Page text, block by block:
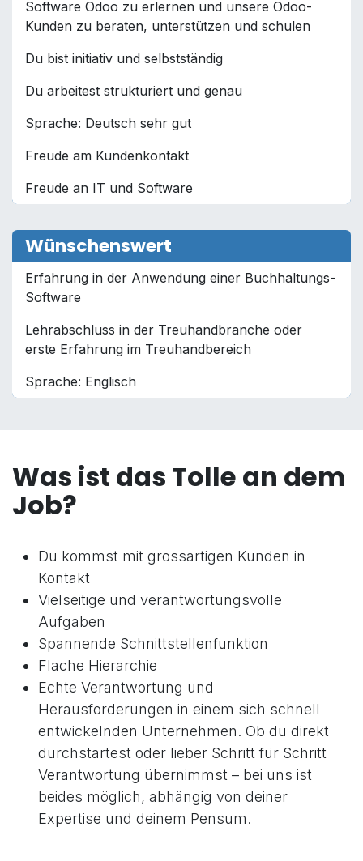
Software Odoo zu erlernen und unsere Odoo-
Kunden zu beraten, unterstützen und schulen
Du bist initiativ und selbstständig
Du arbeitest strukturiert und genau
Sprache: Deutsch sehr gut
Freude am Kundenkontakt
Freude an IT und Software
Wünschenswert
Erfahrung in der Anwendung einer Buchhaltungs-
Software
Lehrabschluss in der Treuhandbranche oder
erste Erfahrung im Treuhandbereich
Sprache: Englisch
Was ist das Tolle an dem
Job?
Du kommst mit grossartigen Kunden in
Kontakt
Vielseitige und verantwortungsvolle
Aufgaben
Spannende Schnittstellenfunktion
Flache Hierarchie
Echte Verantwortung und
Herausforderungen in einem sich schnell
entwickelnden Unternehmen. Ob du direkt
durchstartest oder lieber Schritt für Schritt
Verantwortung übernimmst – bei uns ist
beides möglich, abhängig von deiner
Expertise und deinem Pensum.